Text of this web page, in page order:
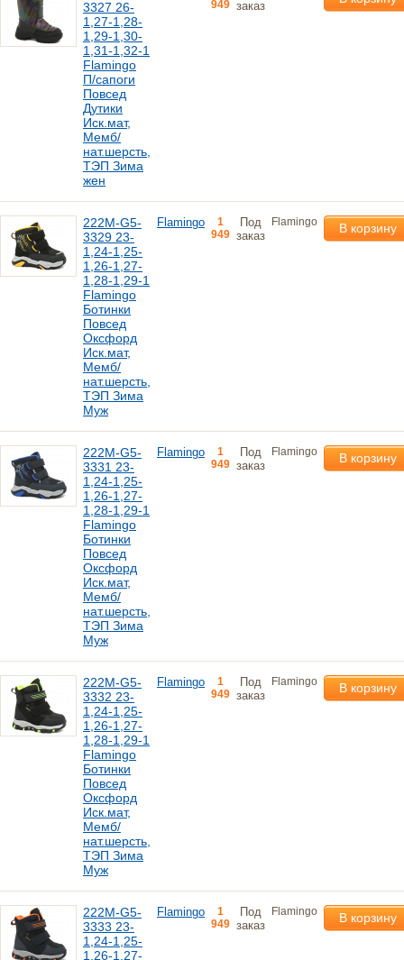
3327 26-
1,27-1,28-
1,29-1,30-
1,31-1,32-1
Flamingo
П/сапоги
Повсед
Дутики
Иск.мат,
Мемб/
нат.шерсть,
ТЭП Зима
жен
949 заказ
222M-G5-
3329 23-
1,24-1,25-
1,26-1,27-
1,28-1,29-1
Flamingo
Ботинки
Повсед
Оксфорд
Иск.мат,
Мемб/
нат.шерсть,
ТЭП Зима
Муж
Flamingo
1
949
Под
заказ
Flamingo В корзину
222M-G5-
3331 23-
1,24-1,25-
1,26-1,27-
1,28-1,29-1
Flamingo
Ботинки
Повсед
Оксфорд
Иск.мат,
Мемб/
нат.шерсть,
ТЭП Зима
Муж
Flamingo
1
949
Под
заказ
Flamingo В корзину
222M-G5-
3332 23-
1,24-1,25-
1,26-1,27-
1,28-1,29-1
Flamingo
Ботинки
Повсед
Оксфорд
Иск.мат,
Мемб/
нат.шерсть,
ТЭП Зима
Муж
Flamingo
1
949
Под
заказ
Flamingo В корзину
222M-G5-
3333 23-
1,24-1,25-
1,26-1,27-
Flamingo
1
949
Под
заказ
Flamingo В корзину